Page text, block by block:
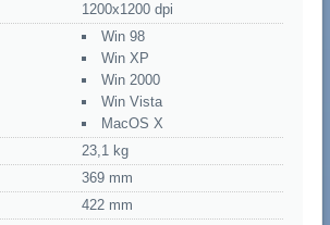
1200x1200 dpi
Win 98
Win XP
Win 2000
Win Vista
MacOS X
23,1 kg
369 mm
422 mm